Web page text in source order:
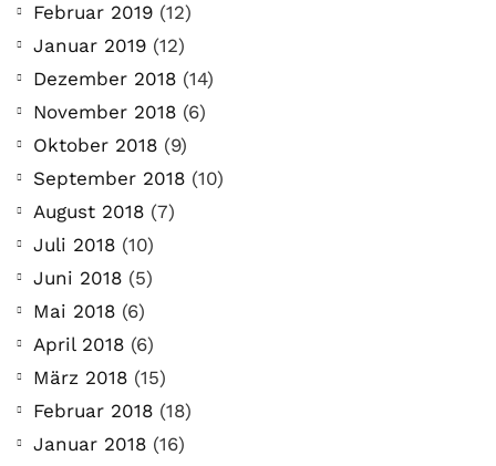
Februar 2019 (12)
Januar 2019 (12)
Dezember 2018 (14)
November 2018 (6)
Oktober 2018 (9)
September 2018 (10)
August 2018 (7)
Juli 2018 (10)
Juni 2018 (5)
Mai 2018 (6)
April 2018 (6)
März 2018 (15)
Februar 2018 (18)
Januar 2018 (16)